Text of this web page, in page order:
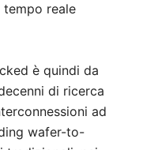
tempo reale
è quindi da
di ricerca
ad
wafer-to-